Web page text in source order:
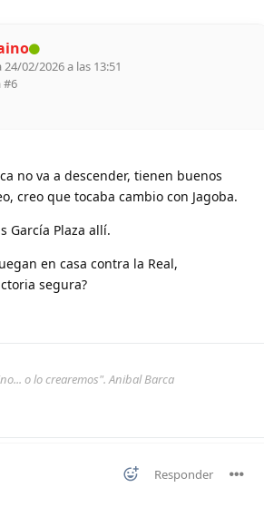
02/2026 a las 13:51
#6
no va a descender, tienen buenos
creo que tocaba cambio con Jagoba.
García Plaza allí.
en casa contra la Real,
segura?
o lo crearemos". Anibal Barca
Responder